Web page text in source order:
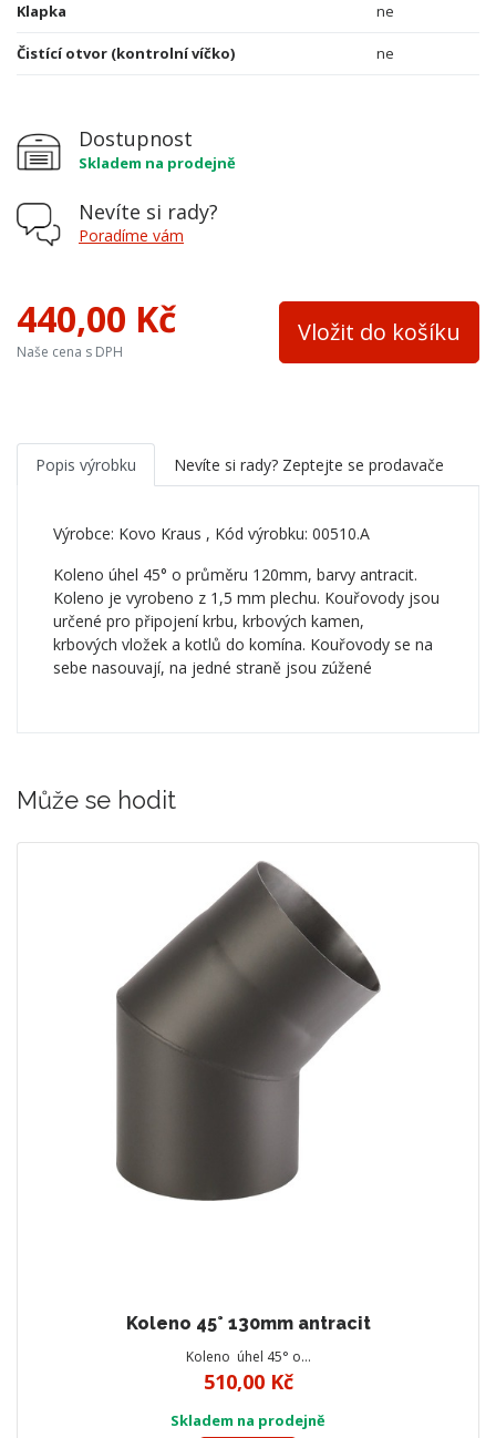
Klapka ne
Čistící otvor (kontrolní víčko) ne
Dostupnost
Skladem na prodejně
Nevíte si rady?
Poradíme vám
440,00 Kč
Naše cena s DPH
Vložit do košíku
Popis výrobku Nevíte si rady? Zeptejte se prodavače
Výrobce: Kovo Kraus , Kód výrobku: 00510.A
Koleno úhel 45° o průměru 120mm, barvy antracit.
Koleno je vyrobeno z 1,5 mm plechu. Kouřovody jsou
určené pro připojení krbu, krbových kamen,
krbových vložek a kotlů do komína. Kouřovody se na
sebe nasouvají, na jedné straně jsou zúžené
Může se hodit
Koleno 45° 130mm antracit
Koleno úhel 45° o…
510,00 Kč
Skladem na prodejně